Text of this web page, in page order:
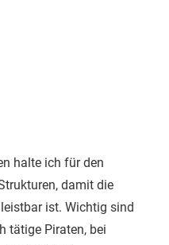
halte ich für den
damit die
ist. Wichtig sind
tätige Piraten, bei